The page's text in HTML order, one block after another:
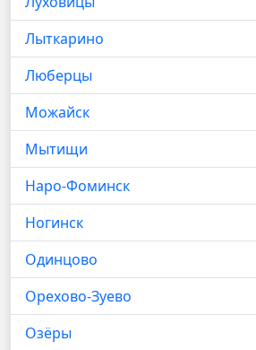
Лыткарино
Люберцы
Можайск
Мытищи
Наро-Фоминск
Ногинск
Одинцово
Орехово-Зуево
Озёры